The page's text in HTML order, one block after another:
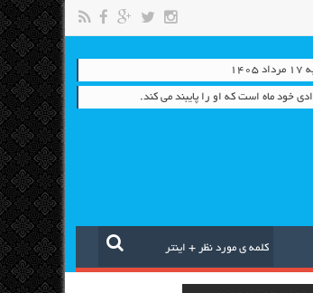
خود ماه است كه او را پایبند می كند.